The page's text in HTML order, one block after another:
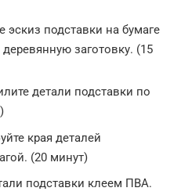
эскиз подставки на бумаге
заготовку. (15
детали подставки по
края деталей
(20 минут)
подставки клеем ПВА.